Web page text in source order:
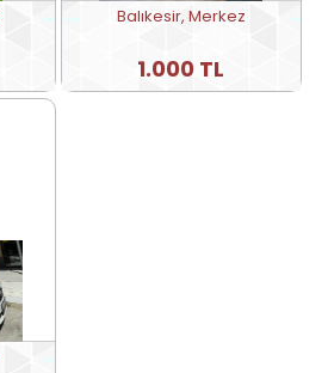
Balıkesir, Merkez
1.000 TL